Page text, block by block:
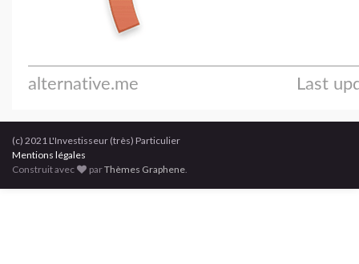
(c) 2021 L'Investisseur (très) Particulier
Mentions légales
Construit avec
parThèmes Graphene.